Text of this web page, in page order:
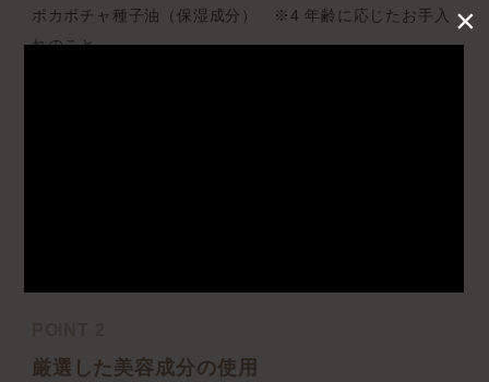
×
ポカボチャ種子油（保湿成分） ※4 年齢に応じたお手入
れのこと
厳選した美容成分の使用